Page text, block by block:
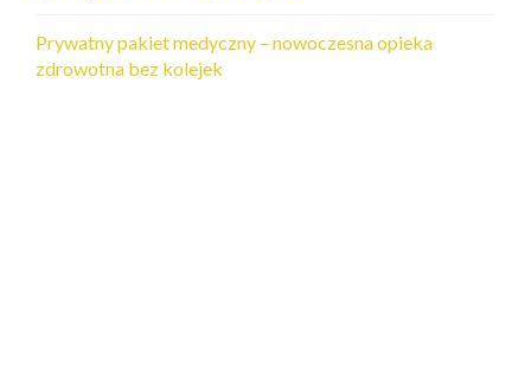
Prywatny pakiet medyczny – nowoczesna opieka
zdrowotna bez kolejek